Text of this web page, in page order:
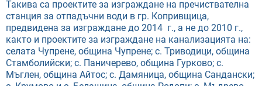
Такива са проектите за изграждане на пречиствателна
станция за отпадъчни води в гр. Копривщица,
предвидена за изграждане до 2014 г., а не до 2010 г.,
както и проектите за изграждане на канализацията на:
селата Чупрене, община Чупрене; с. Триводици, община
Стамболийски; с. Паничерево, община Гурково; с.
Мъглен, община Айтос; с. Дамяница, община Сандански;